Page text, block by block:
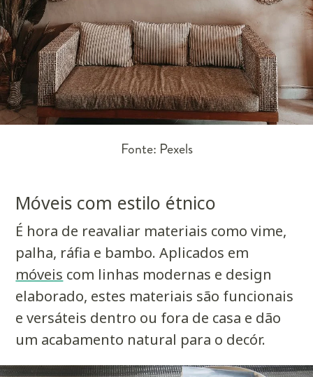
Fonte: Pexels
Móveis com estilo étnico
É hora de reavaliar materiais como vime,
palha, ráfia e bambo. Aplicados em
móveis com linhas modernas e design
elaborado, estes materiais são funcionais
e versáteis dentro ou fora de casa e dão
um acabamento natural para o decór.